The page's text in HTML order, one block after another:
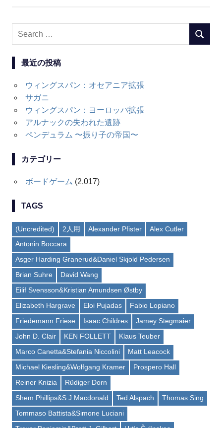
Search
最近の投稿
ウィングスパン：オセアニア拡張
サガニ
ウィングスパン：ヨーロッパ拡張
アルナックの失われた遺跡
ペンデュラム 〜振り子の帝国〜
カテゴリー
ボードゲーム (2,017)
TAGS
(Uncredited) 2人用 Alexander Pfister
Alex Cutler
Antonin Boccara
Asger Harding Granerud&Daniel Skjold Pedersen
Brian Suhre
David Wang
Eilif Svensson&Kristian Amundsen Østby
Elizabeth Hargrave
Eloi Pujadas
Fabio Lopiano
Friedemann Friese
Isaac Childres
Jamey Stegmaier
John D. Clair
KEN FOLLETT
Klaus Teuber
Marco Canetta&Stefania Niccolini
Matt Leacock
Michael Kiesling&Wolfgang Kramer
Prospero Hall
Reiner Knizia
Rüdiger Dorn
Shem Phillips&S J Macdonald
Ted Alspach
Thomas Sing
Tommaso Battista&Simone Luciani